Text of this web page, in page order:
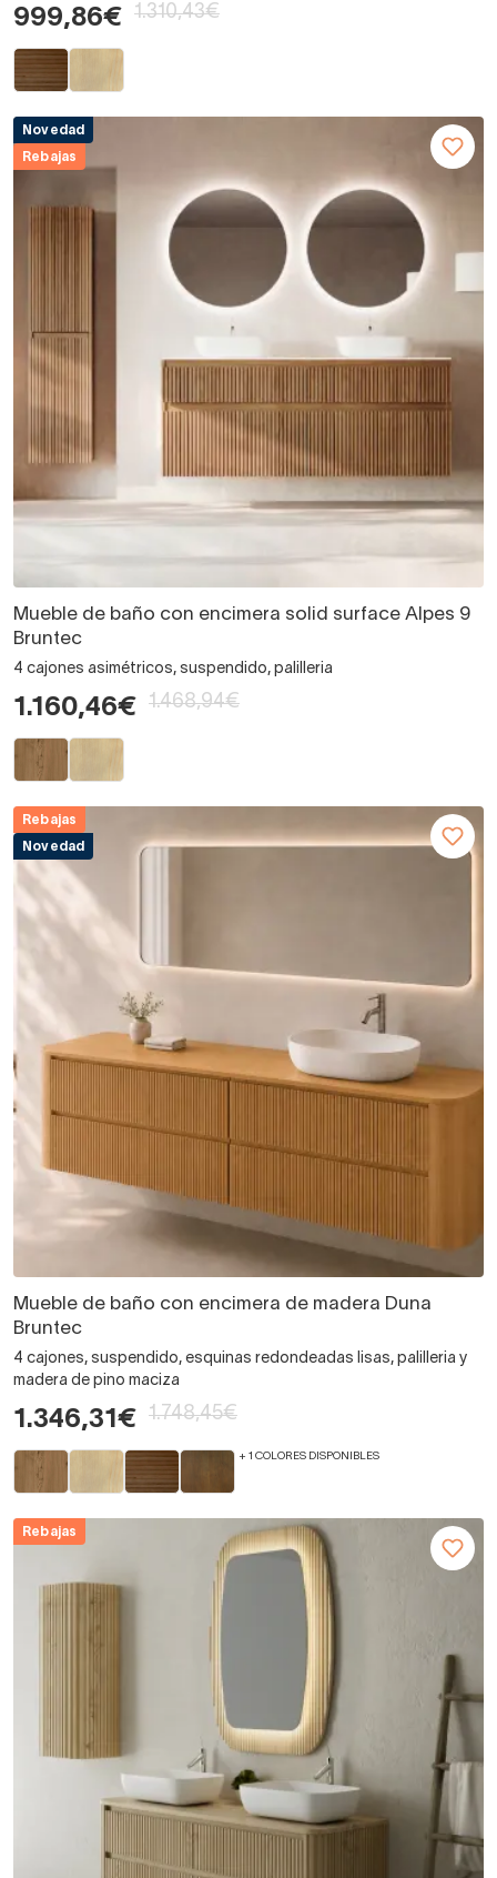
999,86€ 1.310,43€
Novedad
Rebajas
Mueble de baño con encimera solid surface Alpes 9
Bruntec
4 cajones asimétricos, suspendido, palilleria
1.160,46€ 1.468,94€
Rebajas
Novedad
Mueble de baño con encimera de madera Duna
Bruntec
4 cajones, suspendido, esquinas redondeadas lisas, palilleria y
madera de pino maciza
1.346,31€ 1.748,45€
+ 1 COLORES DISPONIBLES
Rebajas